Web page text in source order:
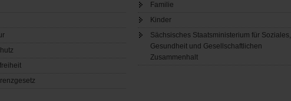
Familie
Kinder
Sächsisches Staatsministerium für Soziales,
Gesundheit und Gesellschaftlichen
Zusammenhalt